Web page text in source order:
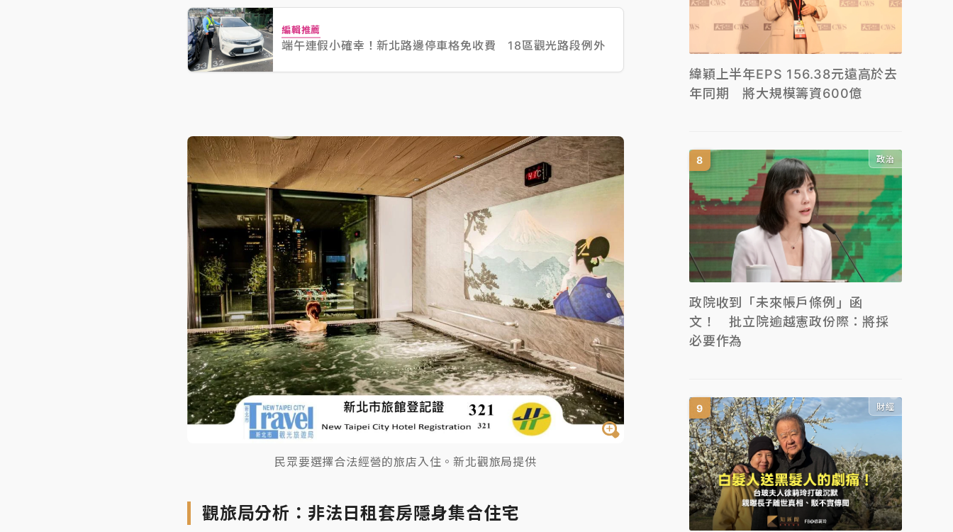
編輯推薦
端午連假小確幸！新北路邊停車格免收費 18區觀光路段例外
民眾要選擇合法經營的旅店入住。新北觀旅局提供
觀旅局分析：非法日租套房隱身集合住宅
緯穎上半年EPS 156.38元遠高於去
年同期 將大規模籌資600億
政治
政院收到「未來帳戶條例」函
文！ 批立院逾越憲政份際：將採
必要作為
財經